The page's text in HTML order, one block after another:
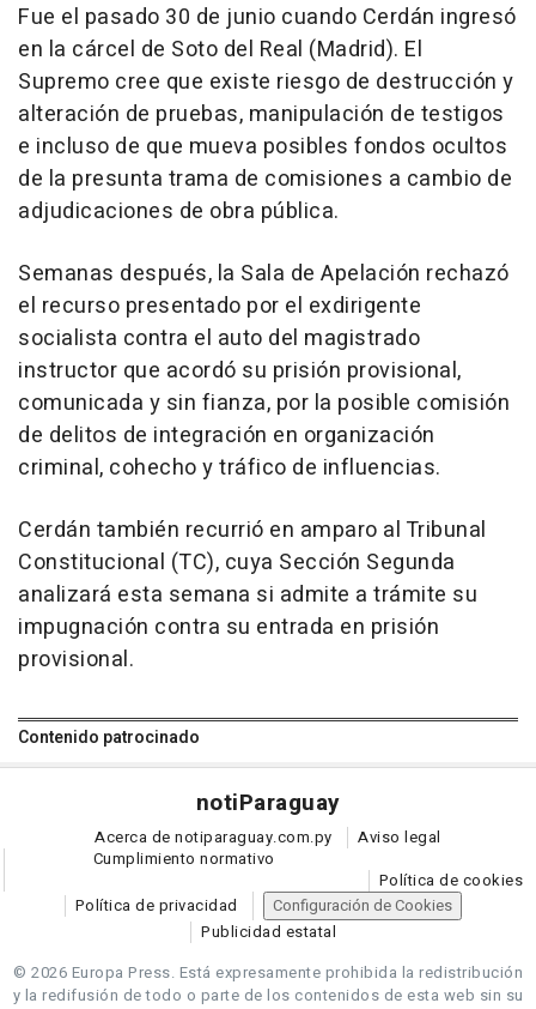
Fue el pasado 30 de junio cuando Cerdán ingresó
en la cárcel de Soto del Real (Madrid). El
Supremo cree que existe riesgo de destrucción y
alteración de pruebas, manipulación de testigos
e incluso de que mueva posibles fondos ocultos
de la presunta trama de comisiones a cambio de
adjudicaciones de obra pública.
Semanas después, la Sala de Apelación rechazó
el recurso presentado por el exdirigente
socialista contra el auto del magistrado
instructor que acordó su prisión provisional,
comunicada y sin fianza, por la posible comisión
de delitos de integración en organización
criminal, cohecho y tráfico de influencias.
Cerdán también recurrió en amparo al Tribunal
Constitucional (TC), cuya Sección Segunda
analizará esta semana si admite a trámite su
impugnación contra su entrada en prisión
provisional.
Contenido patrocinado
notiParaguay
Acerca de notiparaguay.com.py
Aviso legal
Cumplimiento normativo
Política de cookies
Política de privacidad
Configuración de Cookies
Publicidad estatal
© 2026 Europa Press. Está expresamente prohibida la redistribución
y la redifusión de todo o parte de los contenidos de esta web sin su